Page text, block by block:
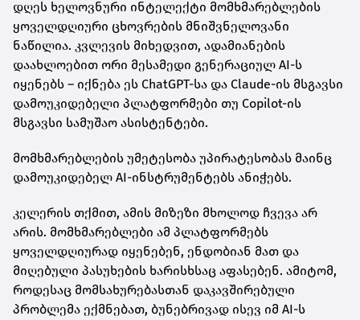
დღეს ხელოვნური ინტელექტი მომხმარებლების
ყოველდღიური ცხოვრების მნიშვნელოვანი
ნაწილია. კვლევის მიხედვით, ადამიანების
დაახლოებით ორი მესამედი გენერაციულ AI-ს
იყენებს – იქნება ეს ChatGPT-სა და Claude-ის მსგავსი
დამოუკიდებელი პლატფორმები თუ Copilot-ის
მსგავსი სამუშაო ასისტენტები.
მომხმარებლების უმეტესობა უპირატესობას მაინც
დამოუკიდებელ AI-ინსტრუმენტებს ანიჭებს.
კელერის თქმით, ამის მიზეზი მხოლოდ ჩვევა არ
არის. მომხმარებლები ამ პლატფორმებს
ყოველდღიურად იყენებენ, ენდობიან მათ და
მიღებული პასუხების ხარისხსაც აფასებენ. ამიტომ,
როდესაც მომსახურებასთან დაკავშირებული
პრობლემა ექმნებათ, ბუნებრივად ისევ იმ AI-ს